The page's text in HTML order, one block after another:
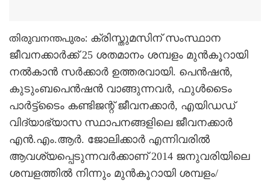
തിരുവനന്തപുരം: ക്രിസ്തുമസിന് സംസ്ഥാന
ജീവനക്കാര്‍ക്ക് 25 ശതമാനം ശമ്പളം മുന്‍കൂറായി
നല്‍കാന്‍ സര്‍ക്കാര്‍ ഉത്തരവായി. പെന്‍ഷന്‍,
കുടുംബപെന്‍ഷന്‍ വാങ്ങുന്നവര്‍, ഫുള്‍ടൈം
പാര്‍ട്ട്‌ടൈം കണ്ടിജന്റ് ജീവനക്കാര്‍, എയിഡഡ്
വിദ്യാഭ്യാസ സ്ഥാപനങ്ങളിലെ ജീവനക്കാര്‍
എന്‍.എം.ആര്‍. ജോലിക്കാര്‍ എന്നിവരില്‍
ആവശ്യപ്പെടുന്നവര്‍ക്കാണ് 2014 ജനുവരിയിലെ
ശമ്പളത്തില്‍ നിന്നും മുന്‍കൂറായി ശമ്പളം/